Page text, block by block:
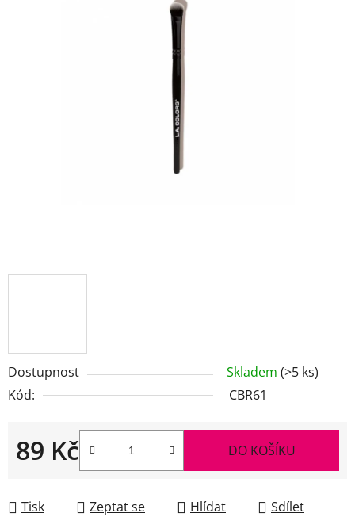
Dostupnost Skladem (>5 ks)
Kód:
CBR61
89 Kč
Měrná cena:
DO KOŠÍKU
Tisk Zeptat se Hlídat Sdílet